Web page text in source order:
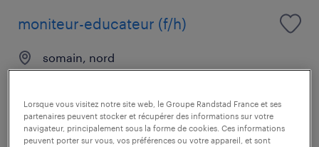
moniteur-educateur (f/h)
somain, nord
12,31 € par heure
Lorsque vous visitez notre site web, le Groupe Randstad France et ses
partenaires peuvent stocker et récupérer des informations sur votre
navigateur, principalement sous la forme de cookies. Ces informations
peuvent porter sur vous, vos préférences ou votre appareil, et sont